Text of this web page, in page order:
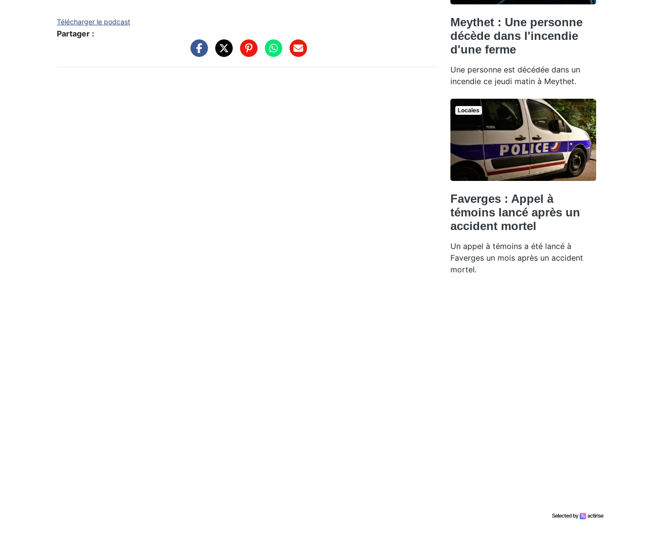
Télécharger le podcast
Partager :
Meythet : Une personne
décède dans l'incendie
d'une ferme
Une personne est décédée dans un
incendie ce jeudi matin à Meythet.
Locales
Faverges : Appel à
témoins lancé après un
accident mortel
Un appel à témoins a été lancé à
Faverges un mois après un accident
mortel.